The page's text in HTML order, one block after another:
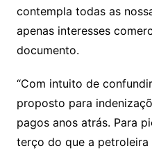
contempla todas as
apenas interesses
documento.
“Com intuito de
proposto para
pagos anos atrás. Para
terço do que a petroleira